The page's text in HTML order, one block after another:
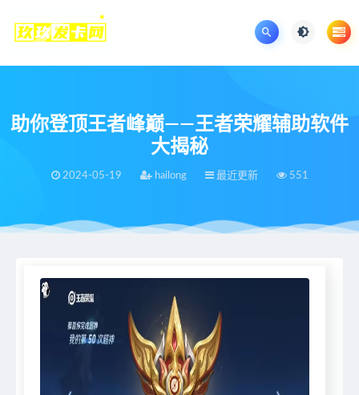
助你登顶王者峰巅——王者荣耀辅助软件
大揭秘
2024-05-19 hailong 最近更新 551
王者荣耀辅助网 助你登顶王者峰巅——王者荣耀辅助软件大揭秘